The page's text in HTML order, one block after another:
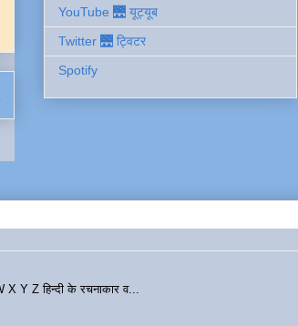
YouTube 🌉 यूट्यूब
Twitter 🌉 ट्विटर
Spotify
Z हिन्दी के रचनाकार व...